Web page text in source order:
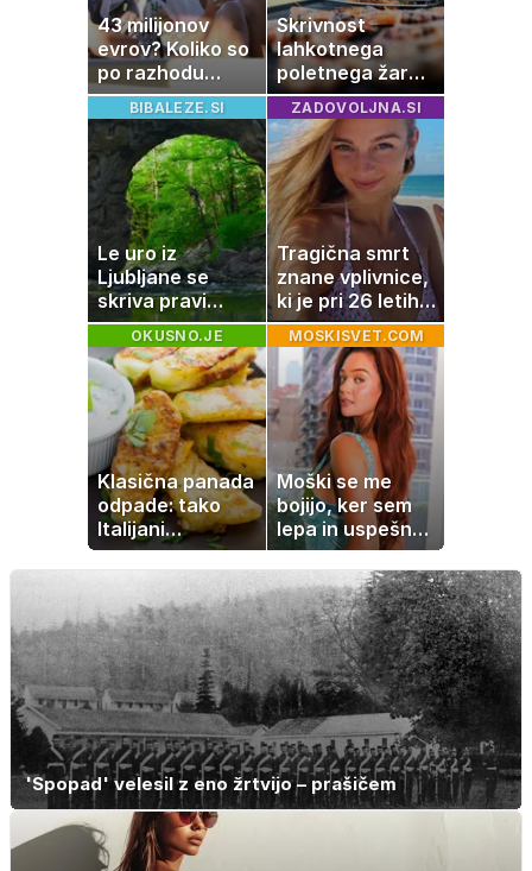
43 milijonov
evrov? Koliko so
po razhodu
zahtevale ali
prejele
partnerice
športnih
zvezdnikov
Skrivnost
lahkotnega
poletnega žara,
po katerem ne
boste
potrebovali
popoldanskega
spanca
BIBALEZE.SI
Le uro iz
Ljubljane se
skriva pravi
naravni čudež:
izlet, ki bo
navdušil otroke
ZADOVOLJNA.SI
Tragična smrt
znane vplivnice,
ki je pri 26 letih
izgubila boj z
boleznijo
OKUSNO.JE
Klasična panada
odpade: tako
Italijani
pripravijo
slastne ocvrte
bučke
MOSKISVET.COM
Moški se me
bojijo, ker sem
lepa in uspešna:
Misica razkrila,
zakaj je še
vedno samska
'Spopad' velesil z eno žrtvijo – prašičem